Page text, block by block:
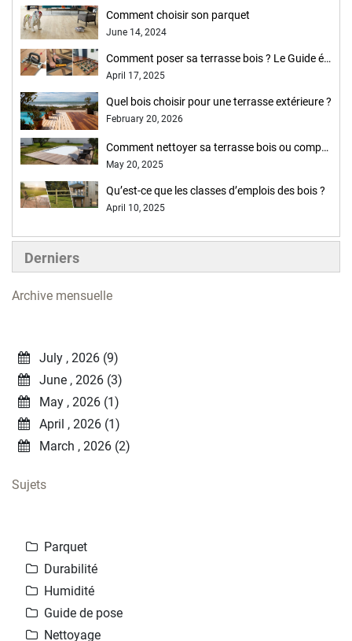
Comment choisir son parquet
June 14, 2024
Comment poser sa terrasse bois ? Le Guide étape par étape !
April 17, 2025
Quel bois choisir pour une terrasse extérieure ?
February 20, 2026
Comment nettoyer sa terrasse bois ou composite ?
May 20, 2025
Qu’est-ce que les classes d’emplois des bois ?
April 10, 2025
Derniers
Archive mensuelle
July , 2026 (9)
June , 2026 (3)
May , 2026 (1)
April , 2026 (1)
March , 2026 (2)
Sujets
Parquet
Durabilité
Humidité
Guide de pose
Nettoyage